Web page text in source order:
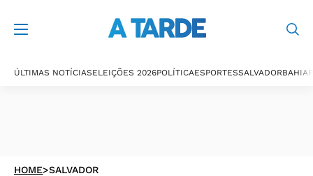
ÚLTIMAS NOTÍCIASELEIÇÕES 2026POLÍTICAESPORTESSALVADORBAHIA
HOME>SALVADOR